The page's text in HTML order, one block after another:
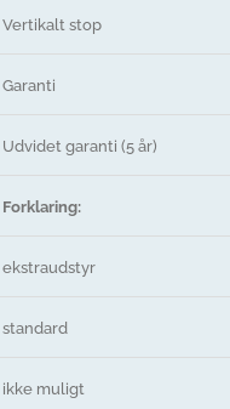
Vertikalt stop
Garanti
Udvidet garanti (5 år)
Forklaring:
ekstraudstyr
standard
ikke muligt